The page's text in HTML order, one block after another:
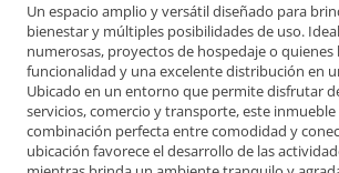
Un espacio amplio y versátil diseñado para
bienestar y múltiples posibilidades de uso.
numerosas, proyectos de hospedaje o
funcionalidad y una excelente distribución en
Ubicado en un entorno que permite disfrutar
servicios, comercio y transporte, este
combinación perfecta entre comodidad y
ubicación favorece el desarrollo de las